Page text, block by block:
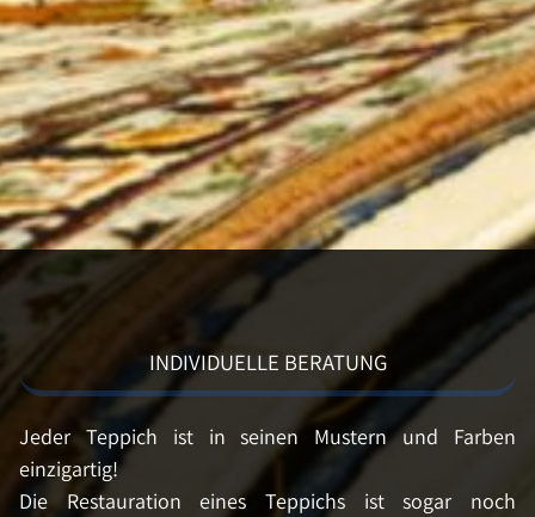
viele verschiedene Arten ihre Teppiche bei uns
ersteigern. Profis auf jedem Gebiet. Unser Team besteht
aus hauseigenen Sachverständigen, Kaufmännern und
Auktionatoren, die ihre Talente zum Einsatz bringen
auf eine gezielte Geschäftsstrategie.
INDIVIDUELLE BERATUNG
Jeder Teppich ist in seinen Mustern und Farben
einzigartig!
Die Restauration eines Teppichs ist sogar noch